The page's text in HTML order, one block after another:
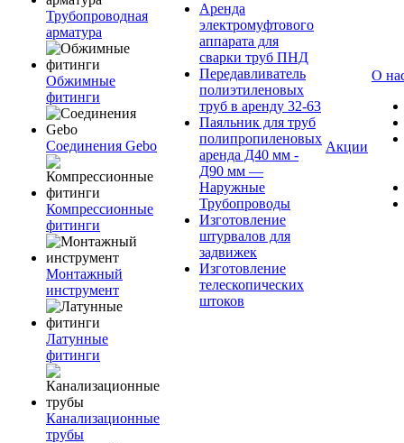
Трубопроводная
арматура
Обжимные
фитинги
Соединения Gebo
Компрессионные
фитинги
Монтажный
инструмент
Латунные
фитинги
Канализационные
трубы
Аренда
электромуфтового
аппарата для
сварки труб ПНД
Передавливатель
полиэтиленовых
труб в аренду 32-63
Паяльник для труб
полипропиленовых
аренда Д40 мм -
Д90 мм —
Наружные
Трубопроводы
Изготовление
штурвалов для
задвижек
Изготовление
телескопических
штоков
Акции
О